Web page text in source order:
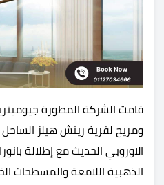
قامت الشركة المطورة
ومريح لقرية ريتش هيلز الساحل
الاوروبي الحديث مع إطلالة
الذهبية اللامعة والمسطحات